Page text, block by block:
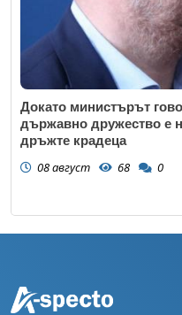
Докато министърът
държавно дружество е
дръжте крадеца
08 август 68 0